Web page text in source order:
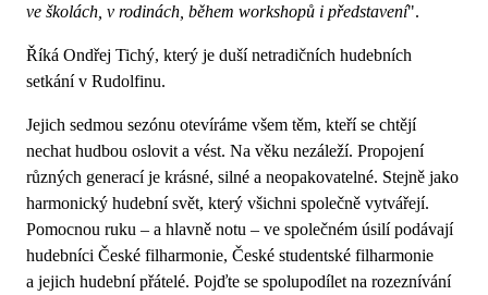
ve školách, v rodinách, během workshopů i představení".
Říká Ondřej Tichý, který je duší netradičních hudebních
setkání v Rudolfinu.
Jejich sedmou sezónu otevíráme všem těm, kteří se chtějí
nechat hudbou oslovit a vést. Na věku nezáleží. Propojení
různých generací je krásné, silné a neopakovatelné. Stejně jako
harmonický hudební svět, který všichni společně vytvářejí.
Pomocnou ruku – a hlavně notu – ve společném úsilí podávají
hudebníci České filharmonie, České studentské filharmonie
a jejich hudební přátelé. Pojďte se spolupodílet na rozeznívání